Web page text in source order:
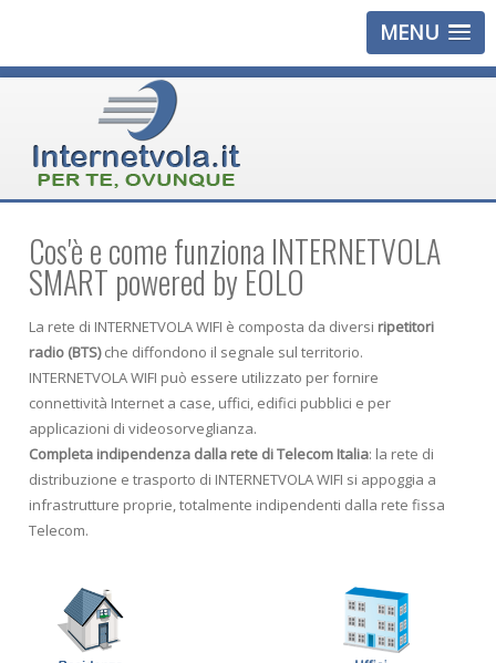
MENU
Cos'è e come funziona INTERNETVOLA
SMART powered by EOLO
La rete di INTERNETVOLA WIFI è composta da diversi ripetitori
radio (BTS)che diffondono il segnale sul territorio.
INTERNETVOLA WIFI può essere utilizzato per fornire
connettività Internet a case, uffici, edifici pubblici e per
applicazioni di videosorveglianza.
Completa indipendenza dalla rete di Telecom Italia: la rete di
distribuzione e trasporto di INTERNETVOLA WIFI si appoggia a
infrastrutture proprie, totalmente indipendenti dalla rete fissa
Telecom.